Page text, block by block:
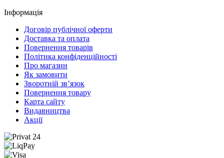
Інформація
Договір публічної оферти
Доставка та оплата
Повернення товарів
Політика конфіденційності
Про магазин
Як замовити
Зворотній зв’язок
Повернення товару
Карта сайту
Видавництва
Акції